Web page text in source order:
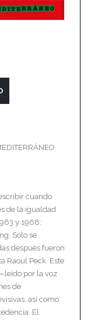
cuando
de la igualdad
y 1968:
Solo se
después fueron
Raoul Peck. Este
por la voz
de
así como
El